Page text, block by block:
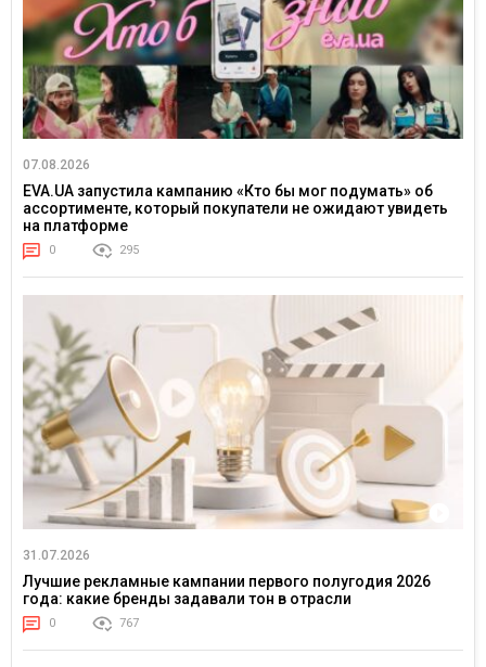
07.08.2026
EVA.UA запустила кампанию «Кто бы мог подумать» об
ассортименте, который покупатели не ожидают увидеть
на платформе
0 295
31.07.2026
Лучшие рекламные кампании первого полугодия 2026
года: какие бренды задавали тон в отрасли
0 767